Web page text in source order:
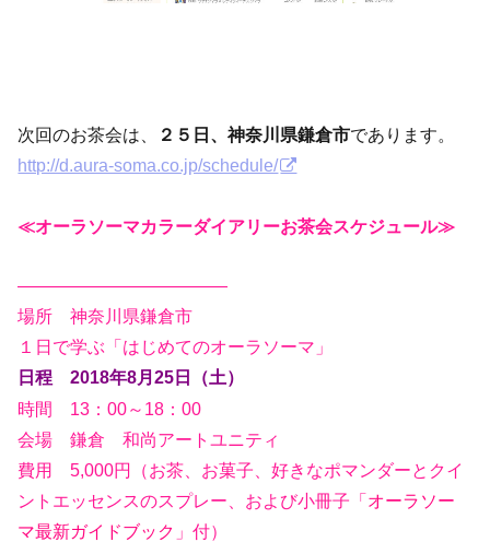
次回のお茶会は、 ２５ 日、神奈川県鎌倉市であります。
http://d.aura-soma.co.jp/schedule/
≪オーラソーマカラーダイアリーお茶会スケジュール≫
————————————
場所 神奈川県鎌倉市
１日で学ぶ「はじめてのオーラソーマ」
日程 2018年8月25日（土）
時間 13：00～18：00
会場 鎌倉 和尚アートユニティ
費用 5,000円（お茶、お菓子、好きなポマンダーとクイ
ントエッセンスのスプレー、および小冊子「オーラソー
マ最新ガイドブック 」付）